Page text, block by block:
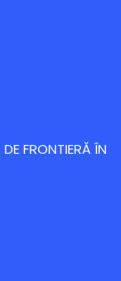
FRONTIERĂ ÎN